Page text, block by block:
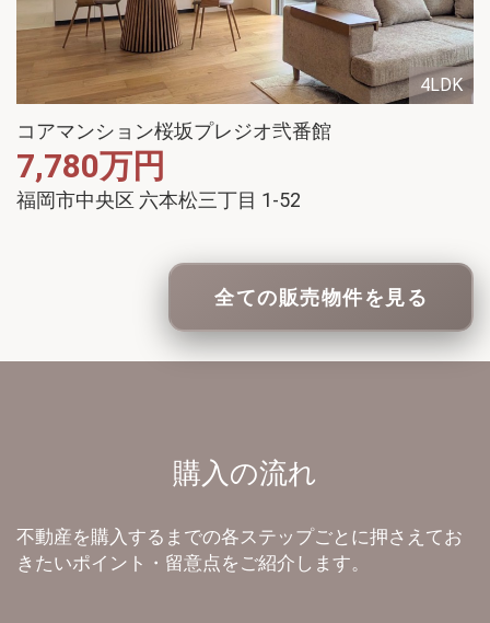
4LDK
コアマンション桜坂プレジオ弐番館
7,780万円
福岡市中央区 六本松三丁目 1-52
全ての販売物件を見る
購入の流れ
不動産を購入するまでの各ステップごとに押さえてお
きたいポイント・留意点をご紹介します。